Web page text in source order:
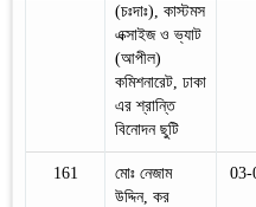
(চঃদাঃ), কাস্টমস
এক্সাইজ ও ভ্যাট
(আপীল)
কমিশনারেট, ঢাকা
এর শ্রান্তি
বিনোদন ছুটি
161
মোঃ নেজাম
উদ্দিন, কর
03-